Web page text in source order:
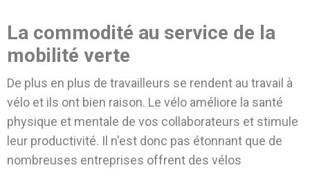
La commodité au service de la
mobilité verte
De plus en plus de travailleurs se rendent au travail à
vélo et ils ont bien raison. Le vélo améliore la santé
physique et mentale de vos collaborateurs et stimule
leur productivité. Il n'est donc pas étonnant que de
nombreuses entreprises offrent des vélos